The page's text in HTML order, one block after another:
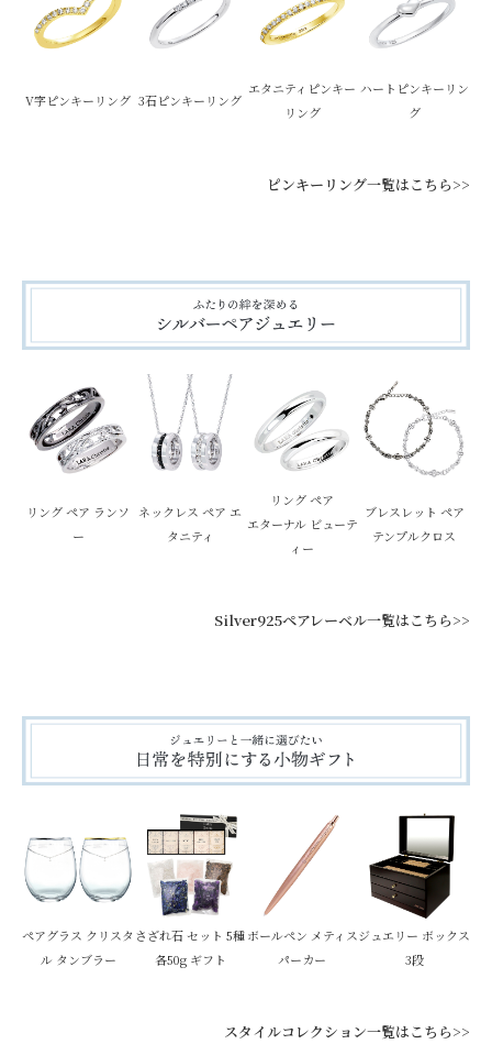
V字ピンキーリング 3石ピンキーリング
エタニティピンキー
リング
ハートピンキーリン
グ
ピンキーリング一覧はこちら>>
リング ペア ランソ
ー
ネックレス ペア エ
タニティ
リング ペア
エターナル ビューテ
ィー
ブレスレット ペア
テンプルクロス
Silver925ペアレーベル一覧はこちら>>
ペアグラス クリスタ
ル タンブラー
さざれ石 セット 5種
各50g ギフト
ボールペン メティス
パーカー
ジュエリー ボックス
3段
スタイルコレクション一覧はこちら>>